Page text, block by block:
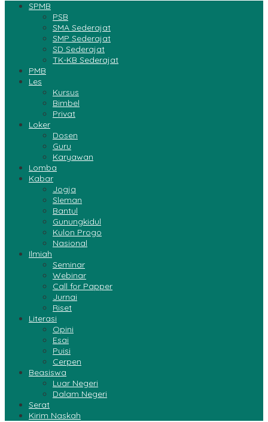
SPMB
PSB
SMA Sederajat
SMP Sederajat
SD Sederajat
TK-KB Sederajat
PMB
Les
Kursus
Bimbel
Privat
Loker
Dosen
Guru
Karyawan
Lomba
Kabar
Jogja
Sleman
Bantul
Gunungkidul
Kulon Progo
Nasional
Ilmiah
Seminar
Webinar
Call for Papper
Jurnai
Riset
Literasi
Opini
Esai
Puisi
Cerpen
Beasiswa
Luar Negeri
Dalam Negeri
Serat
Kirim Naskah